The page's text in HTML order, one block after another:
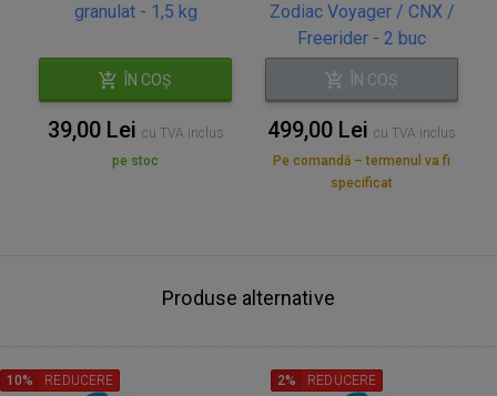
granulat - 1,5 kg
ÎN COȘ
39,00 Lei cu TVA inclus
pe stoc
Zodiac Voyager / CNX /
Freerider - 2 buc
ÎN COȘ
499,00 Lei cu TVA inclus
Pe comandă – termenul va fi
specificat
Produse alternative
10% REDUCERE 2% REDUCERE